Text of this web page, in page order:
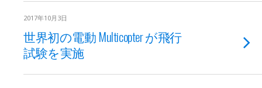
2017年10月3日
世界初の電動 Multicopter が飛行
試験を実施